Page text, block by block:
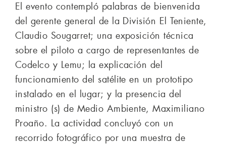
El evento contempló palabras de bienvenida
del gerente general de la División El Teniente,
Claudio Sougarret; una exposición técnica
sobre el piloto a cargo de representantes de
Codelco y Lemu; la explicación del
funcionamiento del satélite en un prototipo
instalado en el lugar; y la presencia del
ministro (s) de Medio Ambiente, Maximiliano
Proaño. La actividad concluyó con un
recorrido fotográfico por una muestra de